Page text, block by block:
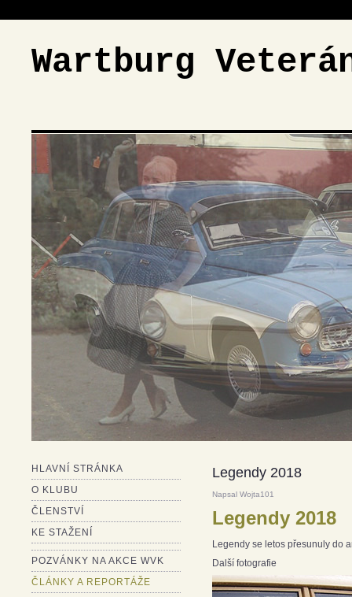
Wartburg
HLAVNÍ STRÁNKA
O KLUBU
ČLENSTVÍ
KE STAŽENÍ
POZVÁNKY NA AKCE WVK
ČLÁNKY A REPORTÁŽE
Legendy 2018
Napsal Wojta101
Legendy 2018
Legendy se letos přesunuly do
Další fotografie